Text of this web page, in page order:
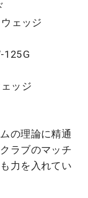
ェッジ
125G
ッジ
の理論に精通
ラブのマッチ
力を入れてい